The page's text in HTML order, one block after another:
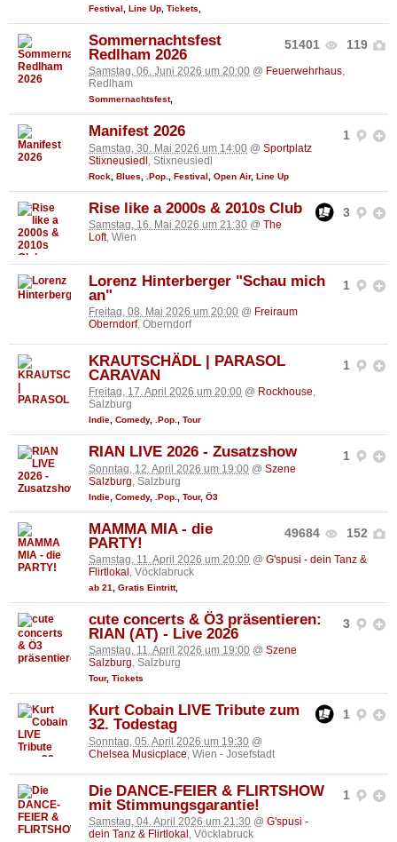
Festival Line Up Tickets
51401 119
Sommernachtsfest
Redlham 2026
Samstag, 06. Juni 2026 um 20:00 @ Feuerwehrhaus,
Redlham
Sommernachtsfest,
1
Manifest 2026
Samstag, 30. Mai 2026 um 14:00 @ Sportplatz
Stixneusiedl , Stixneusiedl
Rock Blues .Pop. Festival Open Air, Line Up
3
Rise like a 2000s & 2010s Club
Samstag, 16. Mai 2026 um 21:30 @ The
Loft, Wien
1
Lorenz Hinterberger "Schau mich
an"
Freitag, 08. Mai 2026 um 20:00 @ Freiraum
Oberndorf, Oberndorf
1
KRAUTSCHÄDL | PARASOL
CARAVAN
Freitag, 17. April 2026 um 20:00 @ Rockhouse,
Salzburg
Indie, Comedy, .Pop., Tour
1
RIAN LIVE 2026 - Zusatzshow
Sonntag, 12. April 2026 um 19:00 @ Szene
Salzburg , Salzburg
Indie Comedy, .Pop. Tour, Ö3
49684 152
MAMMA MIA - die
PARTY!
Samstag, 11. April 2026 um 20:00 @ G'spusi - dein Tanz &
Flirtlokal , Vöcklabruck
ab 21 Gratis Eintritt,
3
cute concerts & Ö3 präsentieren:
RIAN (AT) - Live 2026
Samstag, 11. April 2026 um 19:00 @ Szene
Salzburg, Salzburg
Tour, Tickets
1
Kurt Cobain LIVE Tribute zum
32. Todestag
Sonntag, 05. April 2026 um 19:30 @
Chelsea Musicplace, Wien - Josefstadt
1
Die DANCE-FEIER & FLIRTSHOW
mit Stimmungsgarantie!
Samstag, 04. April 2026 um 21:30 @ G'spusi -
dein Tanz & Flirtlokal , Vöcklabruck